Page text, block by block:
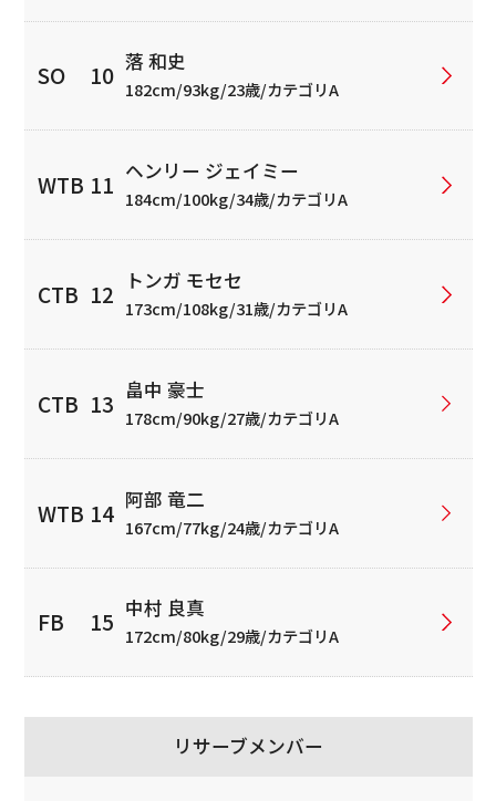
落 和史
182cm/93kg/23歳/カテゴリA
ヘンリー ジェイミー
184cm/100kg/34歳/カテゴリA
トンガ モセセ
173cm/108kg/31歳/カテゴリA
畠中 豪士
178cm/90kg/27歳/カテゴリA
阿部 竜二
167cm/77kg/24歳/カテゴリA
中村 良真
172cm/80kg/29歳/カテゴリA
リサーブメンバー